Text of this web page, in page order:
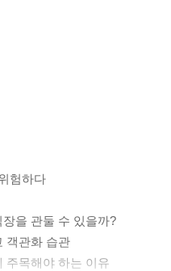
험하다
을 관둘 수 있을까?
객관화 습관
목해야 하는 이유